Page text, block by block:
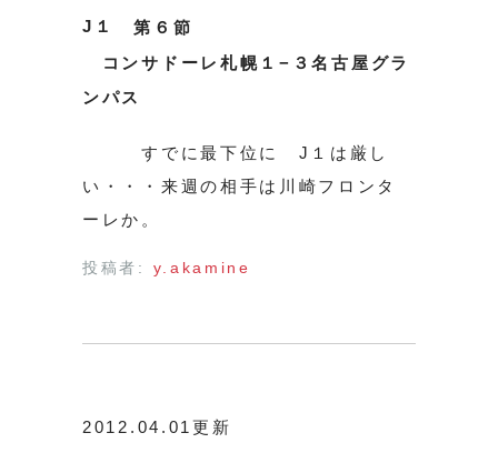
J１
第６節
コンサドーレ札幌１−３名古屋グラ
ンパス
すでに最下位に J１は厳し
い・・・来週の相手は川崎フロンタ
ーレか。
投稿者: y.akamine
2012.04.01更新